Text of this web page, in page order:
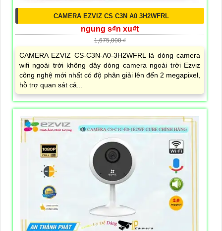
CAMERA EZVIZ CS C3N A0 3H2WFRL
ngung s₫n xu₫t
1,675,000 ₫
CAMERA EZVIZ CS-C3N-A0-3H2WFRL là dòng camera
wifi ngoài trời không dây dòng camera ngoài trời Ezviz
công nghệ mới nhất có độ phân giải lên đến 2 megapixel,
hỗ trợ quan sát cả...